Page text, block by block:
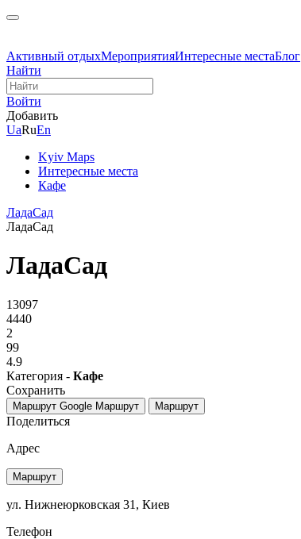
Активный отдыхМероприятияИнтересные местаБлог
Найти
Войти
Добавить
UaRuEn
Kyiv Maps
Интересные места
Кафе
ЛадаСад
ЛадаСад
ЛадаСад
13097
4440
2
99
4.9
Категория - Кафе
Сохранить
Маршрут Google Маршрут Маршрут
Поделиться
Адрес
Маршрут
ул. Нижнеюрковская 31, Киев
Телефон